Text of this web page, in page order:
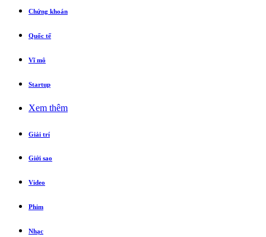
Chứng khoán
Quốc tế
Vĩ mô
Startup
Xem thêm
Giải trí
Giới sao
Video
Phim
Nhạc